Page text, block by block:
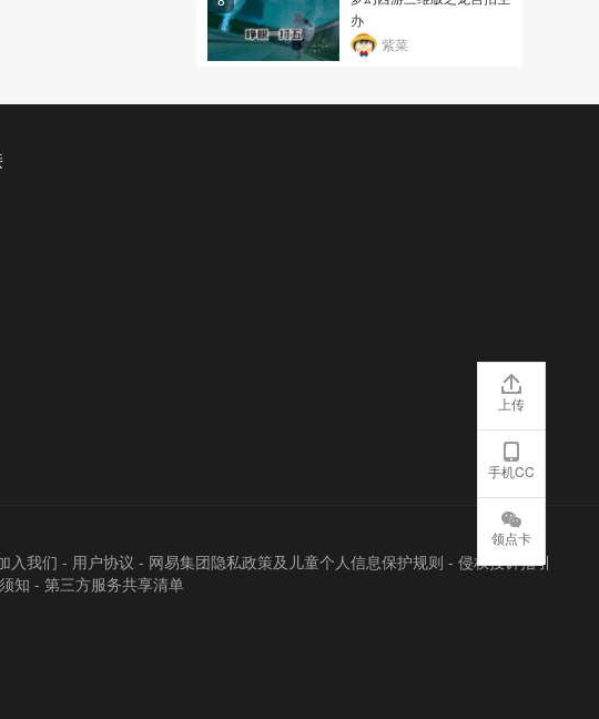
办
紫菜
入我们 - 用户协议 - 网易集团隐私政策及儿童个人信息保护规则 - 侵权投诉指引
知 - 第三方服务共享清单
上传
手机CC
领点卡